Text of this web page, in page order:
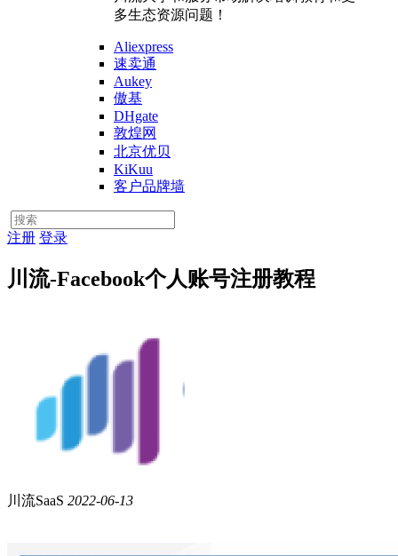
多生态资源问题！
Aliexpress
速卖通
Aukey
傲基
DHgate
敦煌网
北京优贝
KiKuu
客户品牌墙
注册 登录
川流-Facebook个人账号注册教程
川流SaaS 2022-06-13